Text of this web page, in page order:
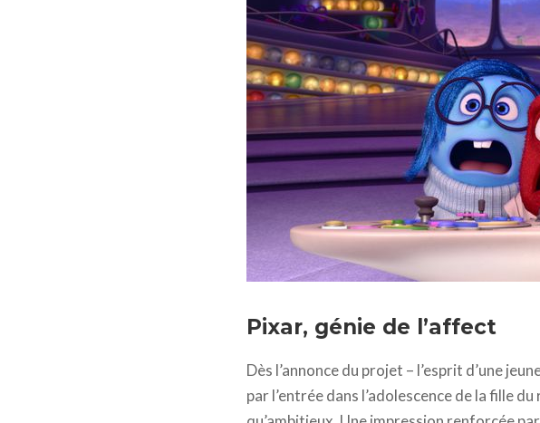
Pixar, génie de l’affect
Dès l’annonce du projet – l’esprit d’une
par l’entrée dans l’adolescence de la fille